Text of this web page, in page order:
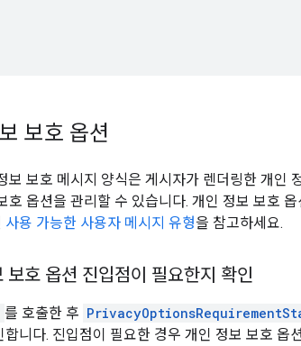
보호 옵션
보 보호 메시지 양식은 게시자가 렌더링한 개인
호 옵션을 관리할 수 있습니다. 개인 정보 보호
사용 가능한 사용자 메시지 유형을 참고하세요.
보호 옵션 진입점이 필요한지 확인
를 호출한 후
합니다. 진입점이 필요한 경우 개인 정보 보호